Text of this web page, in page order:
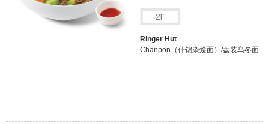
Ringer Hut
Chanpon（什锦杂烩面）/盘装乌冬面